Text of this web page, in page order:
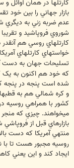
کارتلها در همان اوائل
بازار جهاني را بين خود
عدم ضربه زني به ديگري
شوروي فروپاشيد و
کارتلهاي روسي هم
خواستهاي کارتلهاي
تسليحات جهان به دست
که خود هم اکنون به يک
شده است پنجه در پنجه
و کره شمالي هم به
کشور با همراهي روسيه
ميخواهند. چيزي که
بازارهاي قبل از
منتهي آمريکا که دست
روسيه مجبور هست تا با
ايجاد کند و اين يعني